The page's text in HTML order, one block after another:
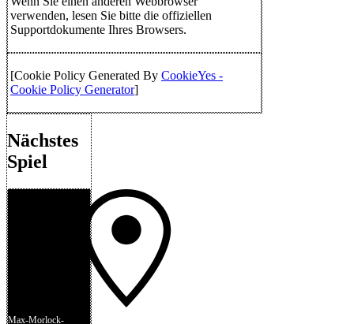
verwenden, lesen Sie bitte die offiziellen
Supportdokumente Ihres Browsers.
[Cookie Policy Generated By CookieYes -
Cookie Policy Generator]
Nächstes
Spiel
Max-Morlock-